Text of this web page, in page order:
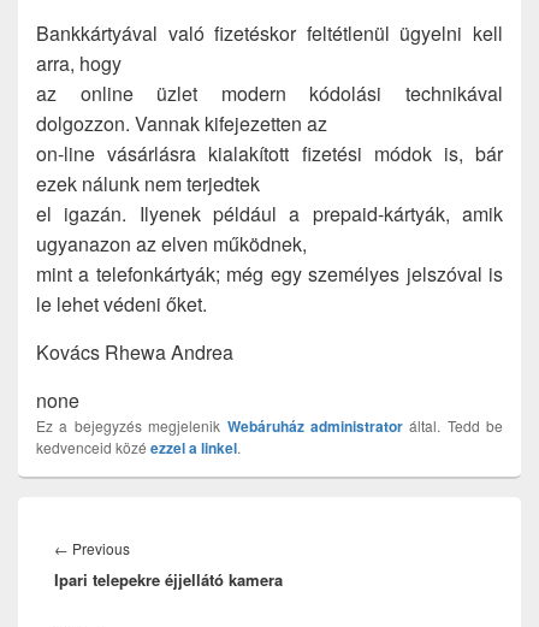
Bankkártyával való fizetéskor feltétlenül ügyelni kell
arra, hogy
az online üzlet modern kódolási technikával
dolgozzon. Vannak kifejezetten az
on-line vásárlásra kialakított fizetési módok is, bár
ezek nálunk nem terjedtek
el igazán. Ilyenek például a prepaid-kártyák, amik
ugyanazon az elven működnek,
mint a telefonkártyák; még egy személyes jelszóval is
le lehet védeni őket.
Kovács Rhewa Andrea
none
Ez a bejegyzés megjelenik Webáruház administratoráltal. Tedd be
kedvenceid közé ezzel a linkel.
navigáció
← PreviousPrevious
post:
Ipari telepekre éjjellátó kamera